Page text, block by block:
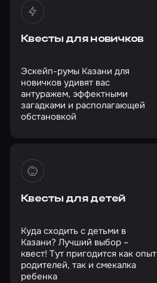
Квесты для новичков
Эскейп-румы Казани для
новичков удивят вас
антуражем, эффектными
загадками и располагающей
обстановкой
Квесты для детей
Куда сходить с детьми в
Казани? Лучший выбор –
квест! Тут пригодится как опыт
родителей, так и смекалка
ребенка